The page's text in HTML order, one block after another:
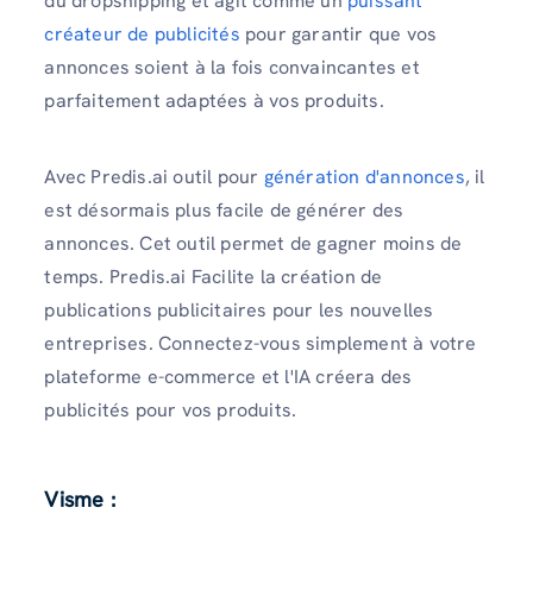
créateur de publicités pour garantir que vos
annonces soient à la fois convaincantes et
parfaitement adaptées à vos produits.
Avec Predis.ai outil pour génération d'annonces, il
est désormais plus facile de générer des
annonces. Cet outil permet de gagner moins de
temps. Predis.ai Facilite la création de
publications publicitaires pour les nouvelles
entreprises. Connectez-vous simplement à votre
plateforme e-commerce et l'IA créera des
publicités pour vos produits.
Visme :